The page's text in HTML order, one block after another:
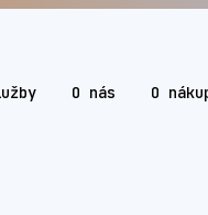
O nás O